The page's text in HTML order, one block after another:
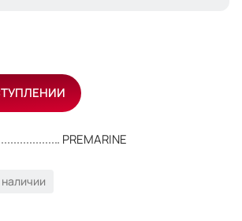
PREMARINE